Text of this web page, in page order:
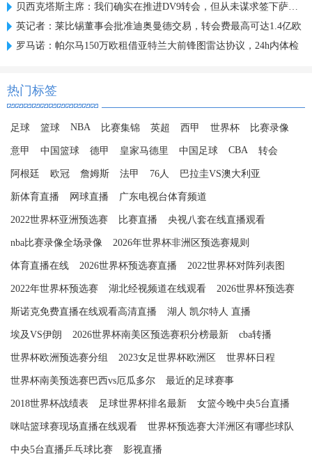
贝西克塔斯主席：我们确实在推进DV9转会，但从未谋求签下萨拉赫
英记者：莱比锡董事会批准迪奥曼德交易，转会费最高可达1.4亿欧
罗马诺：帕尔马150万欧租借亚特兰大前锋图雷达协议，24h内体检
热门标签
足球 篮球 NBA 比赛集锦 英超 西甲 世界杯 比赛录像
意甲 中国篮球 德甲 皇家马德里 中国足球 CBA 转会
阿根廷 欧冠 詹姆斯 法甲 76人 巴拉圭VS澳大利亚
新体育直播 网球直播 广东电视台体育频道
2022世界杯亚洲预选赛 比赛直播 央视八套在线直播观看
nba比赛录像全场录像 2026年世界杯非洲区预选赛规则
体育直播在线 2026世界杯预选赛直播 2022世界杯对阵列表图
2022年世界杯预选赛 湖北经视频道在线观看 2026世界杯预选赛
斯诺克免费直播在线观看高清直播 湖人 凯尔特人 直播
埃及VS伊朗 2026世界杯南美区预选赛积分榜最新 cba转播
世界杯欧洲预选赛分组 2023女足世界杯欧洲区 世界杯日程
世界杯南美预选赛巴西vs厄瓜多尔 最近的足球赛事
2018世界杯战绩表 足球世界杯排名最新 女篮今晚中央5台直播
咪咕篮球赛现场直播在线观看 世界杯预选赛大洋洲区有哪些球队
中央5台直播乒乓球比赛 影视直播